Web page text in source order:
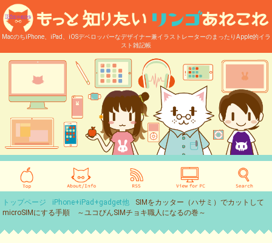
MacのちiPhone、iPad、iOSデベロッパーなデザイナー兼イラストレーターのまったりApple的イラ
スト雑記帳
トップページ iPhone+iPad+gadget他
SIMをカッター（ハサミ）でカットして
microSIMにする手順 ～ユコびんSIMチョキ職人になるの巻～